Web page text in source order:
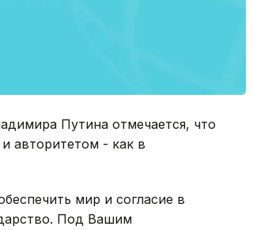
Путина отмечается, что
авторитетом - как в
мир и согласие в
Под Вашим